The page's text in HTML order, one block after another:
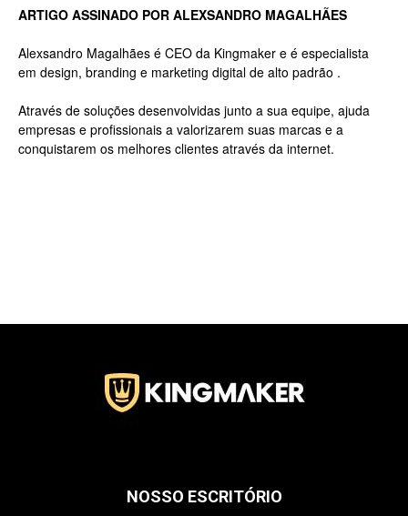
Haddock
ARTIGO ASSINADO POR ALEXSANDRO MAGALHÃES
Alexsandro Magalhães é CEO da Kingmaker e é especialista
em design, branding e marketing digital de alto padrão .
Através de soluções desenvolvidas junto a sua equipe, ajuda
empresas e profissionais a valorizarem suas marcas e a
conquistarem os melhores clientes através da internet.
NOSSO ESCRITÓRIO